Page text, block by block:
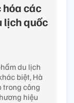
các
lịch quốc
du lịch
biệt, Hà
trong công
hiệu